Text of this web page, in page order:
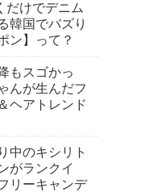
だけでデニム
韓国でバズり
ン】って？
もスゴかっ
んが生んだフ
ヘアトレンド
中のキシリト
がランクイ
リーキャンデ